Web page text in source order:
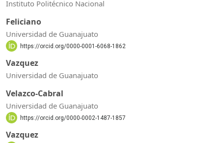
Instituto Politécnico Nacional
Feliciano
Universidad de Guanajuato
https://orcid.org/0000-0001-6068-1862
Vazquez
Universidad de Guanajuato
Velazco-Cabral
Universidad de Guanajuato
https://orcid.org/0000-0002-1487-1857
Vazquez